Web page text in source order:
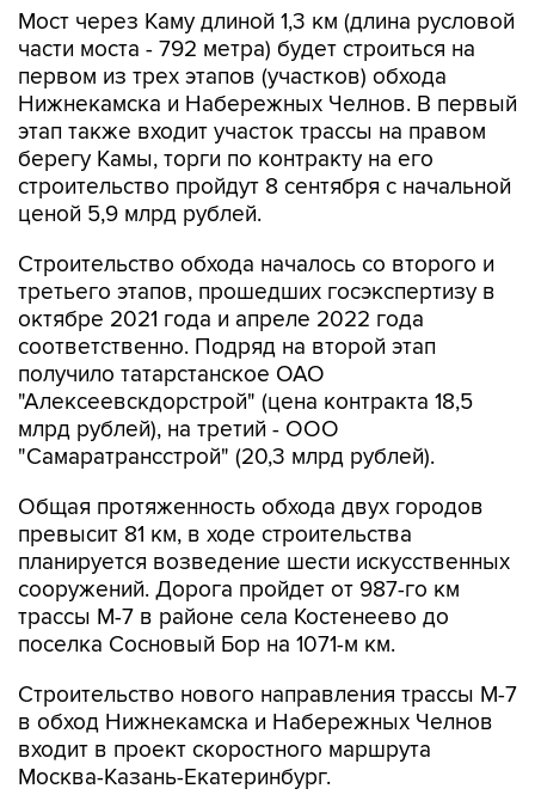
Мост через Каму длиной 1,3 км (длина русловой
части моста - 792 метра) будет строиться на
первом из трех этапов (участков) обхода
Нижнекамска и Набережных Челнов. В первый
этап также входит участок трассы на правом
берегу Камы, торги по контракту на его
строительство пройдут 8 сентября с начальной
ценой 5,9 млрд рублей.
Строительство обхода началось со второго и
третьего этапов, прошедших госэкспертизу в
октябре 2021 года и апреле 2022 года
соответственно. Подряд на второй этап
получило татарстанское ОАО
"Алексеевскдорстрой" (цена контракта 18,5
млрд рублей), на третий - ООО
"Самаратрансстрой" (20,3 млрд рублей).
Общая протяженность обхода двух городов
превысит 81 км, в ходе строительства
планируется возведение шести искусственных
сооружений. Дорога пройдет от 987-го км
трассы М-7 в районе села Костенеево до
поселка Сосновый Бор на 1071-м км.
Строительство нового направления трассы М-7
в обход Нижнекамска и Набережных Челнов
входит в проект скоростного маршрута
Москва-Казань-Екатеринбург.